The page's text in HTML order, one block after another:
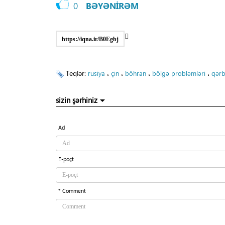
0 BƏYƏNİRƏM
https://iqna.ir/B0Egbj
Teqlər: rusiya ، çin ، böhran ، bölgə probləmləri ، qərb
sizin şərhiniz
Ad
E-poçt
* Comment